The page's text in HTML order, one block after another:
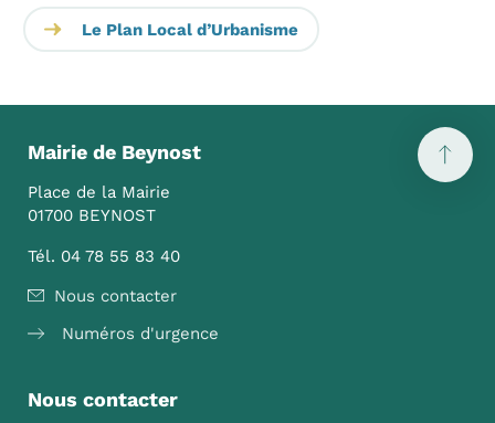
Le Plan Local d’Urbanisme
Mairie de Beynost
Place de la Mairie
01700 BEYNOST
Tél. 04 78 55 83 40
Nous contacter
Numéros d'urgence
Nous contacter